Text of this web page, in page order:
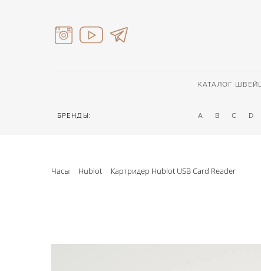
КАТАЛОГ
БРЕНДЫ: A B C D
Часы Hublot Картридер Hublot USB Card Reader